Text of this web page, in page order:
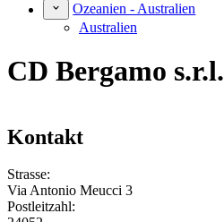
Ozeanien - Australien
Australien
CD Bergamo s.r.l.
Kontakt
Strasse:
Via Antonio Meucci 3
Postleitzahl: